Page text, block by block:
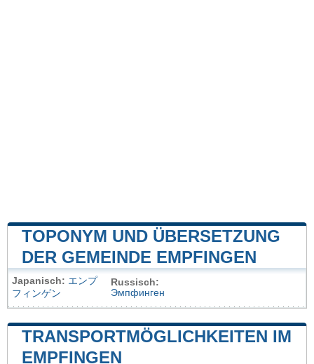
TOPONYM UND ÜBERSETZUNG
DER GEMEINDE EMPFINGEN
Japanisch: エンプ
フィンゲン
Russisch:
Эмпфинген
TRANSPORTMÖGLICHKEITEN IM
EMPFINGEN